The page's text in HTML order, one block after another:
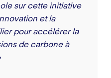
sur cette initiative
et la
pour accélérer la
de carbone à